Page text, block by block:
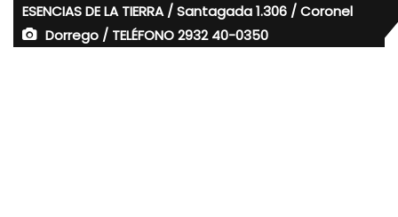
ESENCIAS DE LA TIERRA / Santagada 1.306 / Coronel
Dorrego / TELÉFONO 2932 40-0350